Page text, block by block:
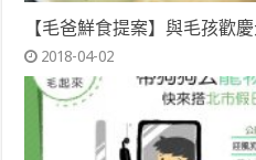
【毛爸鮮食提案】與毛孩歡
2018-04-02